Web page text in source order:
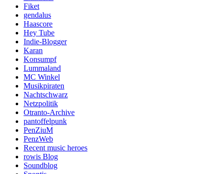
Fiket
gendalus
Haascore
Hey Tube
Indie-Blogger
Karan
Konsumpf
Lummaland
MC Winkel
Musikpiraten
Nachtschwarz
Netzpolitik
Otranto-Archive
pantoffelpunk
PenZiuM
PenzWeb
Recent music heroes
rowis Blog
Soundblog